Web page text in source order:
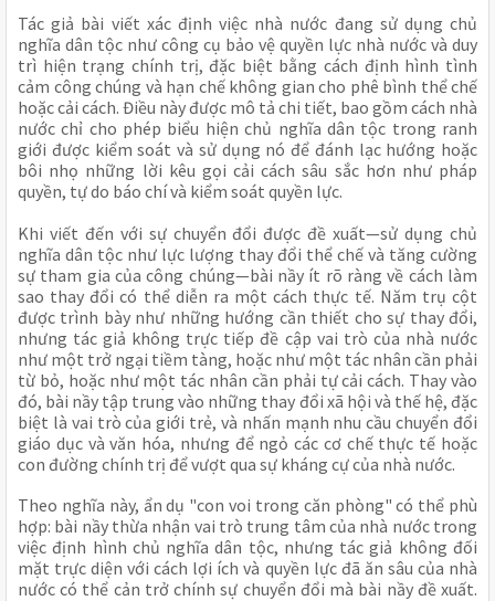
Tác giả bài viết xác định việc nhà nước đang sử dụng chủ
nghĩa dân tộc như công cụ bảo vệ quyền lực nhà nước và duy
trì hiện trạng chính trị, đặc biệt bằng cách định hình tình
cảm công chúng và hạn chế không gian cho phê bình thể chế
hoặc cải cách. Điều này được mô tả chi tiết, bao gồm cách nhà
nước chỉ cho phép biểu hiện chủ nghĩa dân tộc trong ranh
giới được kiểm soát và sử dụng nó để đánh lạc hướng hoặc
bôi nhọ những lời kêu gọi cải cách sâu sắc hơn như pháp
quyền, tự do báo chí và kiểm soát quyền lực.
Khi viết đến với sự chuyển đổi được đề xuất—sử dụng chủ
nghĩa dân tộc như lực lượng thay đổi thể chế và tăng cường
sự tham gia của công chúng—bài nầy ít rõ ràng về cách làm
sao thay đổi có thể diễn ra một cách thực tế. Năm trụ cột
được trình bày như những hướng cần thiết cho sự thay đổi,
nhưng tác giả không trực tiếp đề cập vai trò của nhà nước
như một trở ngại tiềm tàng, hoặc như một tác nhân cần phải
từ bỏ, hoặc như một tác nhân cần phải tự cải cách. Thay vào
đó, bài nầy tập trung vào những thay đổi xã hội và thế hệ, đặc
biệt là vai trò của giới trẻ, và nhấn mạnh nhu cầu chuyển đổi
giáo dục và văn hóa, nhưng để ngỏ các cơ chế thực tế hoặc
con đường chính trị để vượt qua sự kháng cự của nhà nước.
Theo nghĩa này, ẩn dụ "con voi trong căn phòng" có thể phù
hợp: bài nầy thừa nhận vai trò trung tâm của nhà nước trong
việc định hình chủ nghĩa dân tộc, nhưng tác giả không đối
mặt trực diện với cách lợi ích và quyền lực đã ăn sâu của nhà
nước có thể cản trở chính sự chuyển đổi mà bài nầy đề xuất.